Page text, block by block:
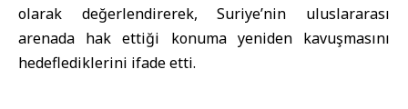
olarak değerlendirerek, Suriye’nin uluslararası
arenada hak ettiği konuma yeniden kavuşmasını
hedeflediklerini ifade etti.